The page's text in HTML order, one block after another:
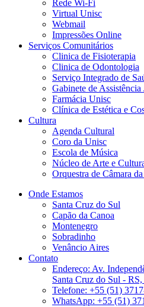
Rede Wi-Fi
Virtual Unisc
Webmail
Impressões Online
Serviços Comunitários
Clinica de Fisioterapia
Clinica de Odontologia
Serviço Integrado de
Gabinete de Assistência
Farmácia Unisc
Clínica de Estética e
Cultura
Agenda Cultural
Coro da Unisc
Escola de Música
Núcleo de Arte e
Orquestra de Câmara
Onde Estamos
Santa Cruz do Sul
Capão da Canoa
Montenegro
Sobradinho
Venâncio Aires
Contato
Endereço: Av.
Santa Cruz do Sul -
Telefone: +55 (51)
WhatsApp: +55 (51)